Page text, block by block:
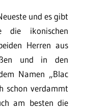
und es gibt
ikonischen
Herren aus
und in den
Namen „Blac
schon verdammt
am besten die